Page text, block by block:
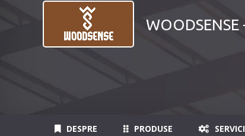
DESPRE PRODUSE